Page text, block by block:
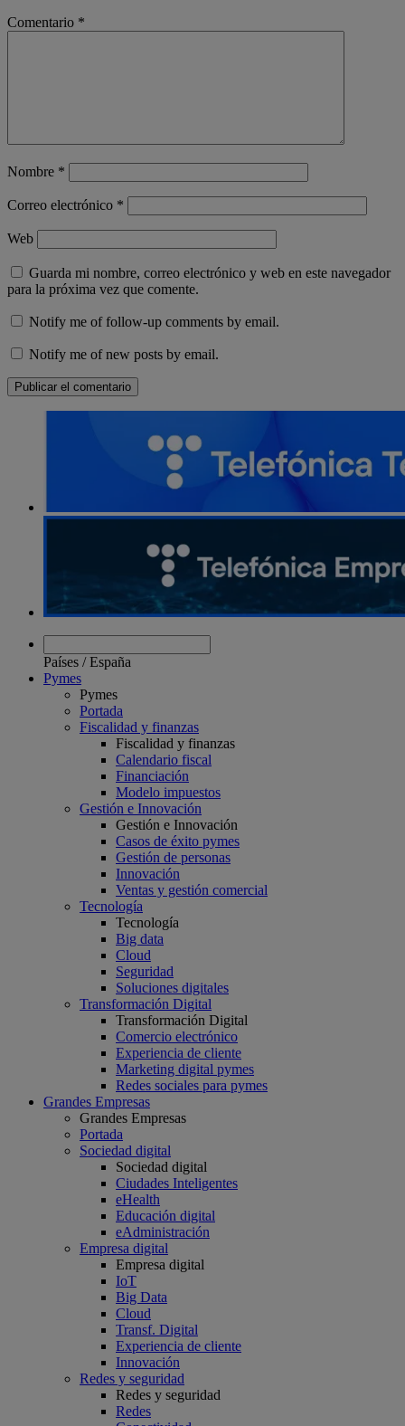
Comentario *
Nombre *
Correo electrónico *
Web
Guarda mi nombre, correo electrónico y web en este navegador
para la próxima vez que comente.
Notify me of follow-up comments by email.
Notify me of new posts by email.
Países /España
Pymes
Pymes
Portada
Fiscalidad y finanzas
Fiscalidad y finanzas
Calendario fiscal
Financiación
Modelo impuestos
Gestión e Innovación
Gestión e Innovación
Casos de éxito pymes
Gestión de personas
Innovación
Ventas y gestión comercial
Tecnología
Tecnología
Big data
Cloud
Seguridad
Soluciones digitales
Transformación Digital
Transformación Digital
Comercio electrónico
Experiencia de cliente
Marketing digital pymes
Redes sociales para pymes
Grandes Empresas
Grandes Empresas
Portada
Sociedad digital
Sociedad digital
Ciudades Inteligentes
eHealth
Educación digital
eAdministración
Empresa digital
Empresa digital
IoT
Big Data
Cloud
Transf. Digital
Experiencia de cliente
Innovación
Redes y seguridad
Redes y seguridad
Redes